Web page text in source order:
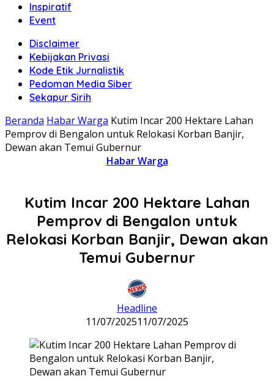
Inspiratif
Event
Disclaimer
Kebijakan Privasi
Kode Etik Jurnalistik
Pedoman Media Siber
Sekapur Sirih
Beranda Habar Warga Kutim Incar 200 Hektare Lahan
Pemprov di Bengalon untuk Relokasi Korban Banjir,
Dewan akan Temui Gubernur
Habar Warga
Kutim Incar 200 Hektare Lahan
Pemprov di Bengalon untuk
Relokasi Korban Banjir, Dewan akan
Temui Gubernur
Headline
11/07/202511/07/2025